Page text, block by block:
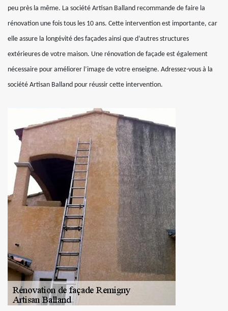
peu près la même. La société Artisan Balland recommande de faire la
rénovation une fois tous les 10 ans. Cette intervention est importante, car
elle assure la longévité des façades ainsi que d’autres structures
extérieures de votre maison. Une rénovation de façade est également
nécessaire pour améliorer l’image de votre enseigne. Adressez-vous à la
société Artisan Balland pour réussir cette intervention.